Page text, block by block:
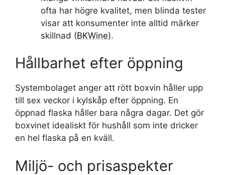
ofta har högre kvalitet, men blinda tester
visar att konsumenter inte alltid märker
skillnad (BKWine).
Hållbarhet efter öppning
Systembolaget anger att rött boxvin håller upp
till sex veckor i kylskåp efter öppning. En
öppnad flaska håller bara några dagar. Det gör
boxvinet idealiskt för hushåll som inte dricker
en hel flaska på en kväll.
Miljö- och prisaspekter